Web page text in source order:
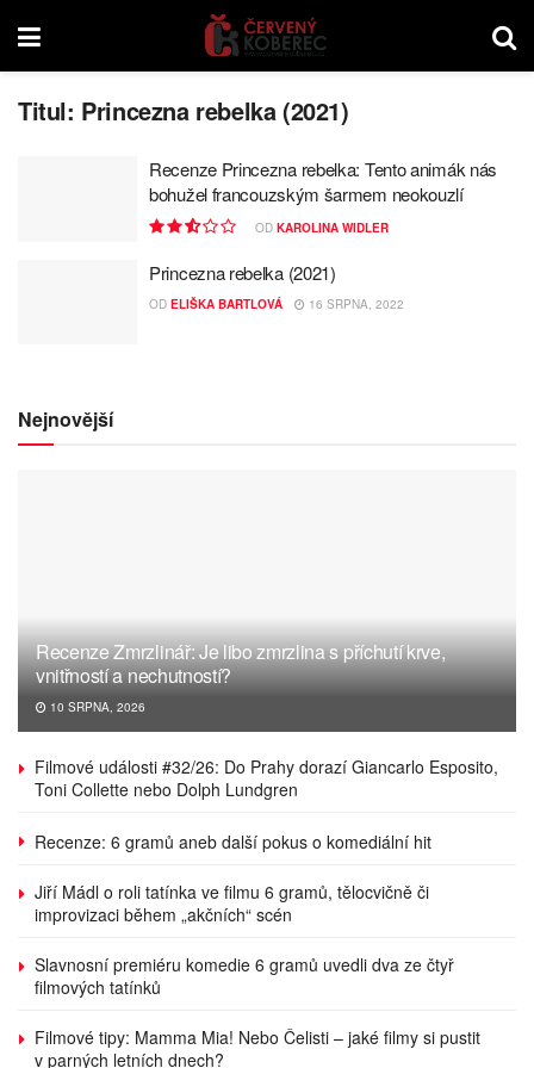
Titul: Princezna rebelka (2021)
Recenze Princezna rebelka: Tento animák nás
bohužel francouzským šarmem neokouzlí
OD KAROLINA WIDLER
Princezna rebelka (2021)
OD ELIŠKA BARTLOVÁ 16 SRPNA, 2022
Nejnovější
Recenze Zmrzlinář: Je libo zmrzlina s příchutí krve,
vnitřností a nechutností?
10 SRPNA, 2026
Filmové události #32/26: Do Prahy dorazí Giancarlo Esposito,
Toni Collette nebo Dolph Lundgren
Recenze: 6 gramů aneb další pokus o komediální hit
Jiří Mádl o roli tatínka ve filmu 6 gramů, tělocvičně či
improvizaci během „akčních“ scén
Slavnosní premiéru komedie 6 gramů uvedli dva ze čtyř
filmových tatínků
Filmové tipy: Mamma Mia! Nebo Čelisti – jaké filmy si pustit
v parných letních dnech?